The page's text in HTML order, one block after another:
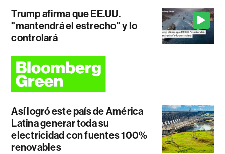
Trump afirma que EE.UU.
"mantendrá el estrecho" y lo
controlará
Así logró este país de América
Latina generar toda su
electricidad con fuentes 100%
renovables